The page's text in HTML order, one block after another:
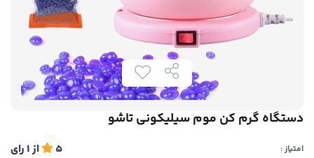
دستگاه گرم کن موم سیلیکونی تاشو
امتیاز : 5 از1رای